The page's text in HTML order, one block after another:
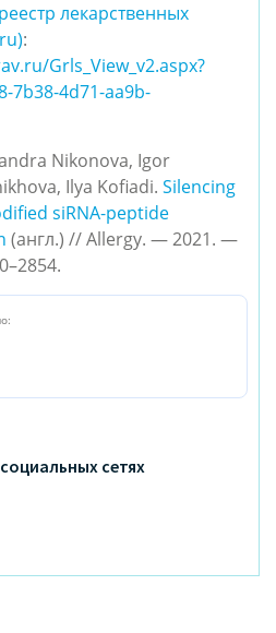
лекарственных
:
Grls_View_v2.aspx?
7b38-4d71-aa9b-
Nikonova, Igor
Ilya Kofiadi. Silencing
siRNA-peptide
(англ.) // Allergy. — 2021. —
сетях